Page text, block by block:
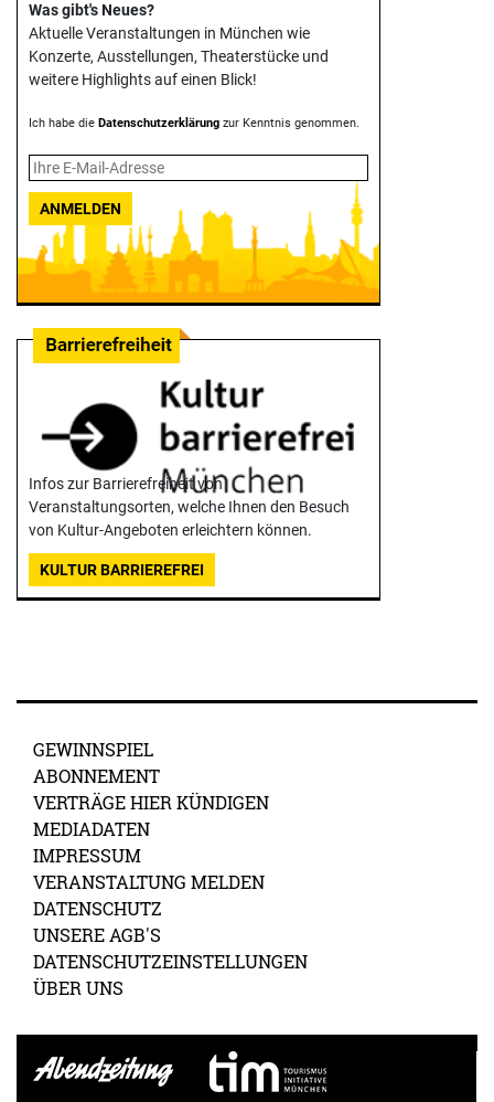
Was gibt's Neues?
Aktuelle Veranstaltungen in München wie
Konzerte, Ausstellungen, Theater­stücke und
weitere Highlights auf einen Blick!
Ich habe die Datenschutzerklärung zur Kenntnis genommen.
ANMELDEN
Infos zur Barrierefreiheit von
Veranstaltungsorten, welche Ihnen den Besuch
von Kultur-Angeboten erleichtern können.
KULTUR BARRIEREFREI
GEWINNSPIEL
ABONNEMENT
VERTRÄGE HIER KÜNDIGEN
MEDIADATEN
IMPRESSUM
VERANSTALTUNG MELDEN
DATENSCHUTZ
UNSERE AGB'S
DATENSCHUTZEINSTELLUNGEN
ÜBER UNS